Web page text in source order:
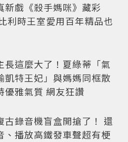
新戲《殺手媽咪》藏彩
利時王室愛用百年精品也
長這麼大了！夏綠蒂「氣
凱特王妃」與媽媽同框散
優雅氣質 網友狂讚
古錄音機盲盒開搶了！ 還
、播放高鐵發車聲超有梗